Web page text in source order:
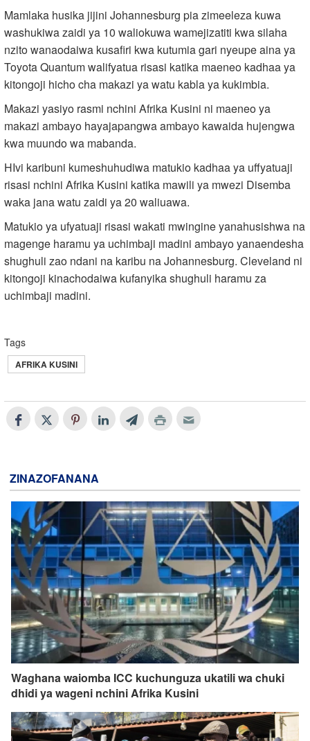
Mamlaka husika jijini Johannesburg pia zimeeleza kuwa
washukiwa zaidi ya 10 waliokuwa wamejizatiti kwa silaha
nzito wanaodaiwa kusafiri kwa kutumia gari nyeupe aina ya
Toyota Quantum walifyatua risasi katika maeneo kadhaa ya
kitongoji hicho cha makazi ya watu kabla ya kukimbia.
Makazi yasiyo rasmi nchini Afrika Kusini ni maeneo ya
makazi ambayo hayajapangwa ambayo kawaida hujengwa
kwa muundo wa mabanda.
HIvi karibuni kumeshuhudiwa matukio kadhaa ya uffyatuaji
risasi nchini Afrika Kusini katika mawili ya mwezi Disemba
waka jana watu zaidi ya 20 waliuawa.
Matukio ya ufyatuaji risasi wakati mwingine yanahusishwa na
magenge haramu ya uchimbaji madini ambayo yanaendesha
shughuli zao ndani na karibu na Johannesburg. Cleveland ni
kitongoji kinachodaiwa kufanyika shughuli haramu za
uchimbaji madini.
Tags
AFRIKA KUSINI
ZINAZOFANANA
Waghana waiomba ICC kuchunguza ukatili wa chuki
dhidi ya wageni nchini Afrika Kusini